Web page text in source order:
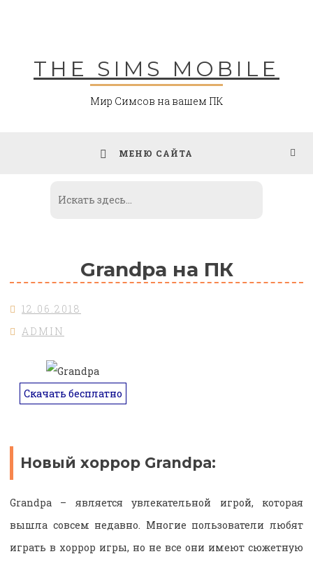
THE SIMS MOBILE
Мир Симсов на вашем ПК
МЕНЮ САЙТА
Grandpa на ПК
12.06.2018
ADMIN
Скачать бесплатно
Новый хоррор Grandpa:
Grandpa – является увлекательной игрой, которая
вышла совсем недавно. Многие пользователи любят
играть в хоррор игры, но не все они имеют сюжетную